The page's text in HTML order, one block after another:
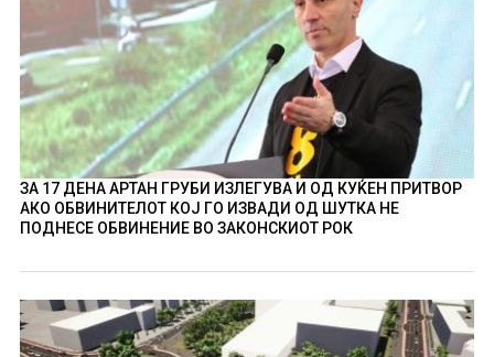
ЗА 17 ДЕНА АРТАН ГРУБИ ИЗЛЕГУВА И ОД КУЌЕН ПРИТВОР
АКО ОБВИНИТЕЛОТ КОЈ ГО ИЗВАДИ ОД ШУТКА НЕ
ПОДНЕСЕ ОБВИНЕНИЕ ВО ЗАКОНСКИОТ РОК